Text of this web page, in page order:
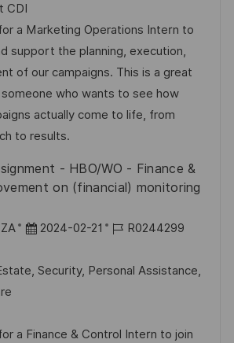
d
D
a
t
e
CDI
a Marketing Operations Intern to
support the planning, execution,
of our campaigns. This is a great
who wants to see how
actually come to life, from
to results.
- HBO/WO - Finance &
on (financial) monitoring
P
s
d
2024-02-21
J
b
R0244299
Security, Personal Assistance,
a Finance & Control Intern to join